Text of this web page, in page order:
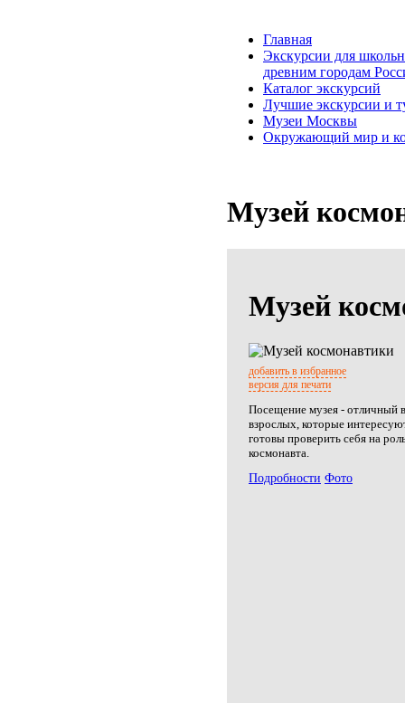
Главная
Экскурсии для
древним городам
Каталог экскурсий
Лучшие экскурсии и
Музеи Москвы
Окружающий мир и
Музей
Музей
добавить в избранное
версия для печати
Посещение музея - отличный
взрослых, которые
готовы проверить себя на
космонавта.
Подробности Фото